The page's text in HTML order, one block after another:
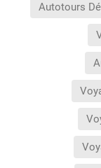
Autotours